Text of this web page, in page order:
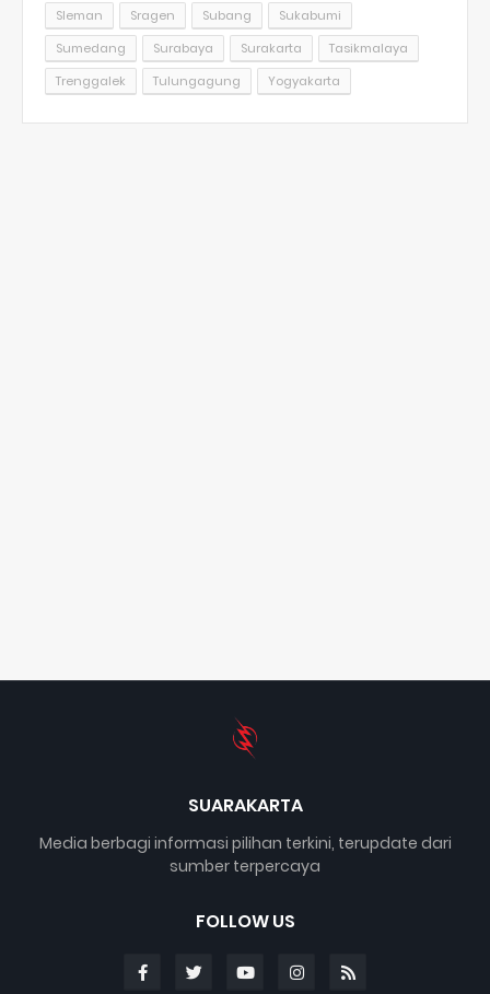
Sleman
Sragen Subang
Sukabumi
Sumedang
Surabaya Surakarta
Tasikmalaya
Trenggalek
Tulungagung Yogyakarta
SUARAKARTA
Media berbagi informasi pilihan terkini, terupdate dari
sumber terpercaya
FOLLOW US